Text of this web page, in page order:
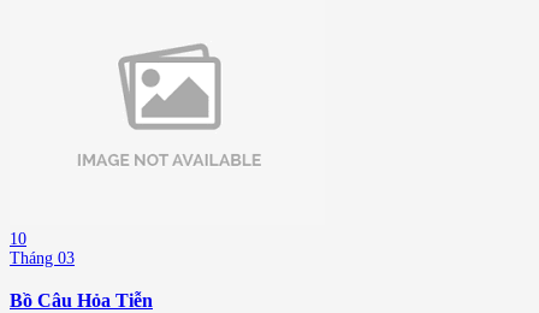
10
Tháng 03
Bồ Câu Hỏa Tiễn